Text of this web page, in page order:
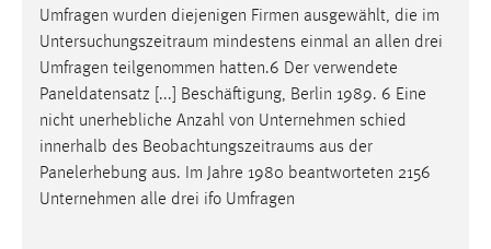
Umfragen wurden diejenigen Firmen ausgewählt, die im
Untersuchungszeitraum mindestens einmal an allen drei
Umfragen teilgenommen hatten.6 Der verwendete
Paneldatensatz [...] Beschäftigung, Berlin 1989. 6 Eine
nicht unerhebliche Anzahl von Unternehmen schied
innerhalb des Beobachtungszeitraums aus der
Panelerhebung aus. Im Jahre 1980 beantworteten 2156
Unternehmen alle drei ifo Umfragen
STATISTIK
Statistik Cookies erfassen Informationen anonym.
Diese Informationen helfen uns zu verstehen, wie
unsere Besucher unsere Website nutzen.